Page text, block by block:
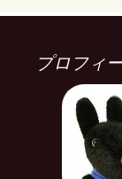
プロフィ